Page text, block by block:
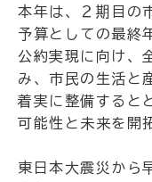
本年は、２期目の
予算としての最終
公約実現に向け、
み、市民の生活と
着実に整備すると
可能性と未来を開
東日本大震災から